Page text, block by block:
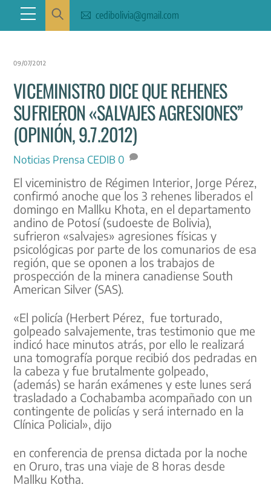
content
Menu cedibolivia@gmail.com
09/07/2012
VICEMINISTRO DICE QUE REHENES
SUFRIERON «SALVAJES AGRESIONES”
(OPINIÓN, 9.7.2012)
Noticias Prensa CEDIB 0
El viceministro de Régimen Interior, Jorge Pérez,
confirmó anoche que los 3 rehenes liberados el
domingo en Mallku Khota, en el departamento
andino de Potosí (sudoeste de Bolivia),
sufrieron «salvajes» agresiones físicas y
psicológicas por parte de los comunarios de esa
región, que se oponen a los trabajos de
prospección de la minera canadiense South
American Silver (SAS).
«El policía (Herbert Pérez, fue torturado,
golpeado salvajemente, tras testimonio que me
indicó hace minutos atrás, por ello le realizará
una tomografía porque recibió dos pedradas en
la cabeza y fue brutalmente golpeado,
(además) se harán exámenes y este lunes será
trasladado a Cochabamba acompañado con un
contingente de policías y será internado en la
Clínica Policial», dijo
en conferencia de prensa dictada por la noche
en Oruro, tras una viaje de 8 horas desde
Mallku Kotha.